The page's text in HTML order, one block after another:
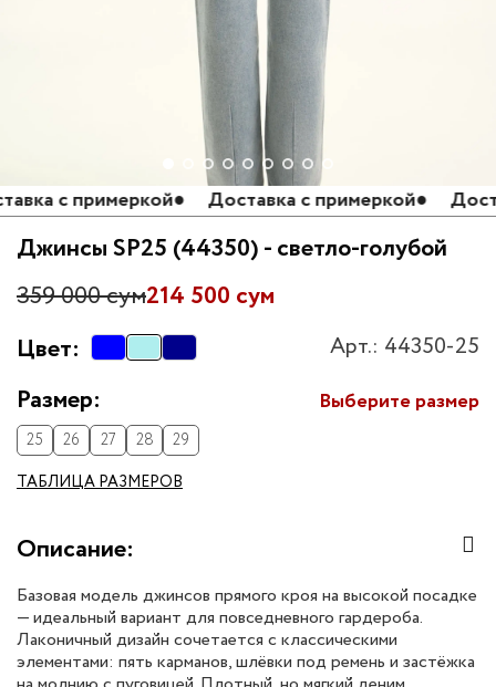
с примеркой● Доставка с примеркой●
Джинсы SP25 (44350) - светло-голубой
214 500 сум
359 000 сум
Цвет:
Арт.: 44350-25
Размер:
25 26 27 28
29
ТАБЛИЦА РАЗМЕРОВ
Выберите размер
Описание:
Базовая модель джинсов прямого кроя на высокой посадке
— идеальный вариант для повседневного гардероба.
Лаконичный дизайн сочетается с классическими
элементами: пять карманов, шлёвки под ремень и застёжка